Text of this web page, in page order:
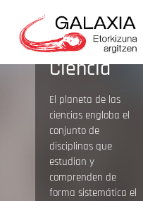
Ciencia
El planeta de las
ciencias engloba el
conjunto de
disciplinas que
estudian y
comprenden de
forma sistemática el